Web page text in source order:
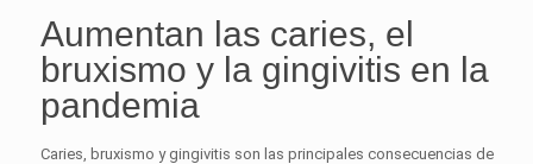
Aumentan las caries, el
bruxismo y la gingivitis en la
pandemia
Caries, bruxismo y gingivitis son las principales consecuencias de